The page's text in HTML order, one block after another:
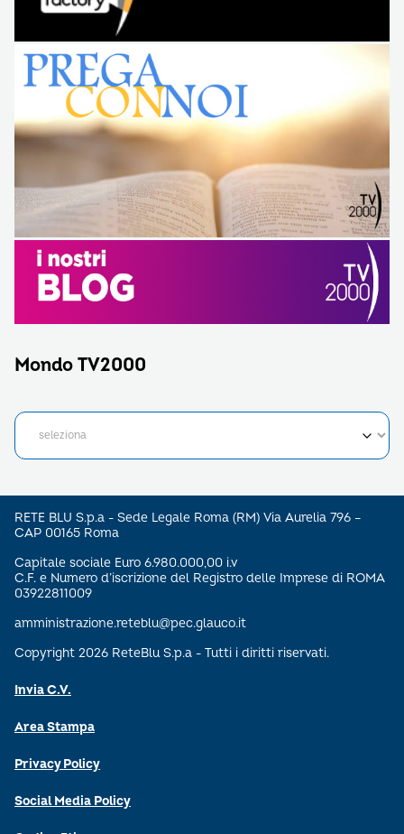
Mondo TV2000
RETE BLU S.p.a - Sede Legale Roma (RM) Via Aurelia 796 –
CAP 00165 Roma
Capitale sociale Euro 6.980.000,00 i.v
C.F. e Numero d’iscrizione del Registro delle Imprese di ROMA
03922811009
amministrazione.reteblu@pec.glauco.it
Copyright 2026 ReteBlu S.p.a - Tutti i diritti riservati.
Invia C.V.
Area Stampa
Privacy Policy
Social Media Policy